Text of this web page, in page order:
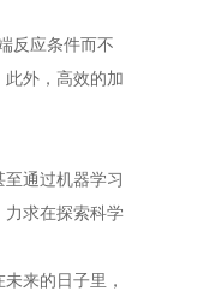
反应条件而不
外，高效的加
通过机器学习
力求在探索科学
来的日子里，